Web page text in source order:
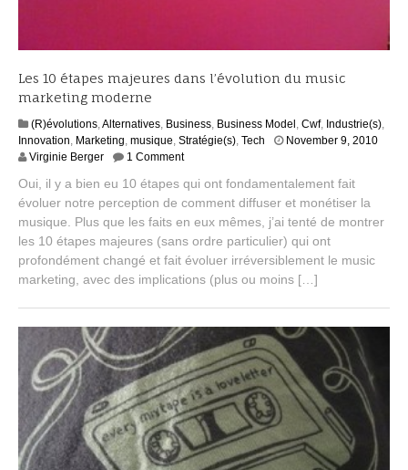
Les 10 étapes majeures dans l’évolution du music
marketing moderne
(R)évolutions,Alternatives, Business, Business Model , Cwf, Industrie(s),
Innovation, Marketing, musique, Stratégie(s), Tech November 9, 2010A
t
Virginie Berger 1 Comment
Oui, il y a bien eu 10 étapes qui ont fondamentalement fait
évoluer notre perception de comment diffuser et monétiser la
musique. Plus que les faits en eux mêmes, j’ai tenté de montrer
les 10 étapes majeures (sans ordre particulier) qui ont
profondément changé et fait évoluer irréversiblement le music
marketing, avec des implications (plus ou moins […]